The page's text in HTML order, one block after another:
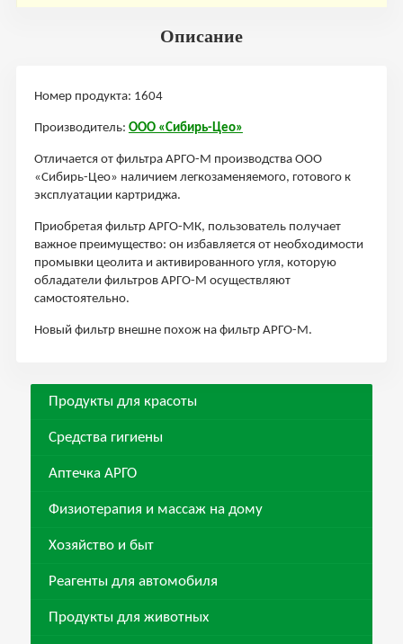
Описание
Номер продукта: 1604
Производитель: ООО «Сибирь-Цео»
Отличается от фильтра АРГО-М производства ООО
«Сибирь-Цео» наличием легкозаменяемого, готового к
эксплуатации картриджа.
Приобретая фильтр АРГО-МК, пользователь получает
важное преимущество: он избавляется от необходимости
промывки цеолита и активированного угля, которую
обладатели фильтров АРГО-М осуществляют
самостоятельно.
Новый фильтр внешне похож на фильтр АРГО-М.
Продукты для красоты
Средства гигиены
Аптечка АРГО
Физиотерапия и массаж на дому
Хозяйство и быт
Реагенты для автомобиля
Продукты для животных